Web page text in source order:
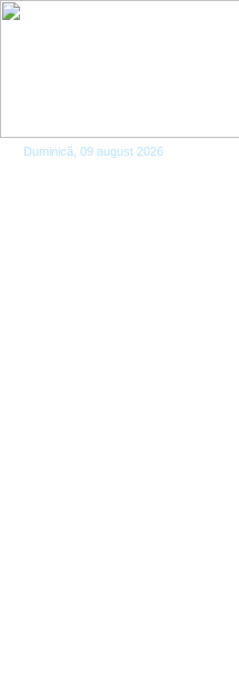
Duminică, 09 august 2026